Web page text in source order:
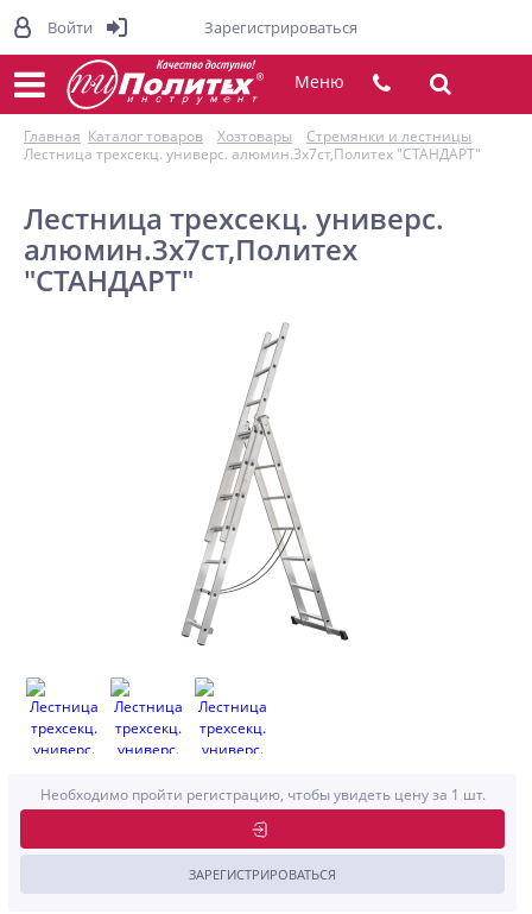
Меню
Главная Каталог товаров Хозтовары
Стремянки и лестницы
Лестница трехсекц. универс. алюмин.3х7ст,Политех "СТАНДАРТ"
Лестница трехсекц. универс.
алюмин.3х7ст,Политех
"СТАНДАРТ"
Необходимо пройти регистрацию, чтобы увидеть цену за 1 шт.
ЗАРЕГИСТРИРОВАТЬСЯ
Войти Зарегистрироваться